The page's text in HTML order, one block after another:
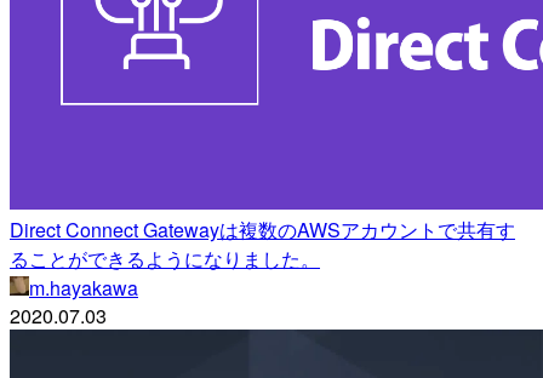
Direct Connect Gatewayは複数のAWSアカウントで共有す
ることができるようになりました。
m.hayakawa
2020.07.03